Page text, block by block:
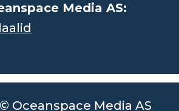
Media AS:
Oceanspace Media AS